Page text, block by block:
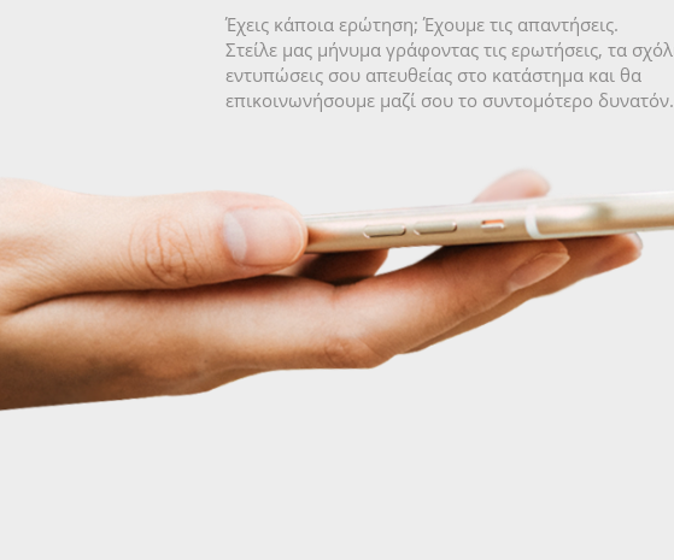
Έχεις κάποια ερώτηση; Έχουμε τις απαντήσεις.
Στείλε μας μήνυμα γράφοντας τις ερωτήσεις, τα
εντυπώσεις σου απευθείας στο κατάστημα και θα
επικοινωνήσουμε μαζί σου το συντομότερο δυνατόν.